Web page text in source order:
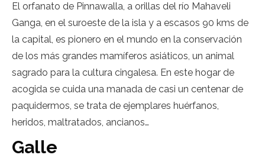
El orfanato de Pinnawalla, a orillas del río Mahaveli
Ganga, en el suroeste de la isla y a escasos 90 kms de
la capital, es pionero en el mundo en la conservación
de los más grandes mamíferos asiáticos, un animal
sagrado para la cultura cingalesa. En este hogar de
acogida se cuida una manada de casi un centenar de
paquidermos, se trata de ejemplares huérfanos,
heridos, maltratados, ancianos…
Galle